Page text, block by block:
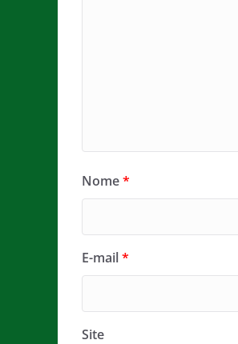
Nome*
E-mail*
Site